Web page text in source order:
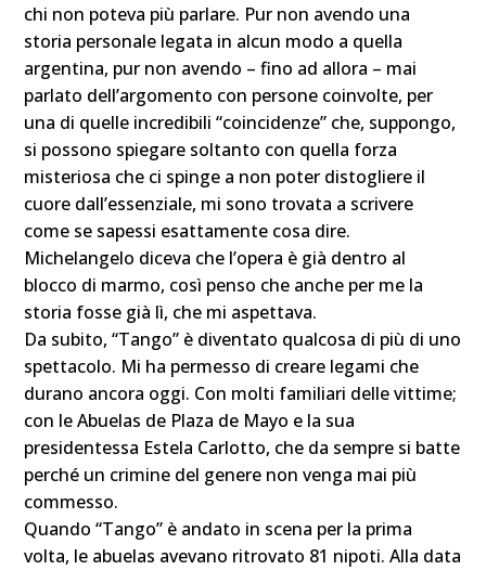
chi non poteva più parlare. Pur non avendo una
storia personale legata in alcun modo a quella
argentina, pur non avendo – fino ad allora – mai
parlato dell’argomento con persone coinvolte, per
una di quelle incredibili “coincidenze” che, suppongo,
si possono spiegare soltanto con quella forza
misteriosa che ci spinge a non poter distogliere il
cuore dall’essenziale, mi sono trovata a scrivere
come se sapessi esattamente cosa dire.
Michelangelo diceva che l’opera è già dentro al
blocco di marmo, così penso che anche per me la
storia fosse già lì, che mi aspettava.
Da subito, “Tango” è diventato qualcosa di più di uno
spettacolo. Mi ha permesso di creare legami che
durano ancora oggi. Con molti familiari delle vittime;
con le Abuelas de Plaza de Mayo e la sua
presidentessa Estela Carlotto, che da sempre si batte
perché un crimine del genere non venga mai più
commesso.
Quando “Tango” è andato in scena per la prima
volta, le abuelas avevano ritrovato 81 nipoti. Alla data